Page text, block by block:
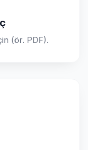
(ör. PDF).